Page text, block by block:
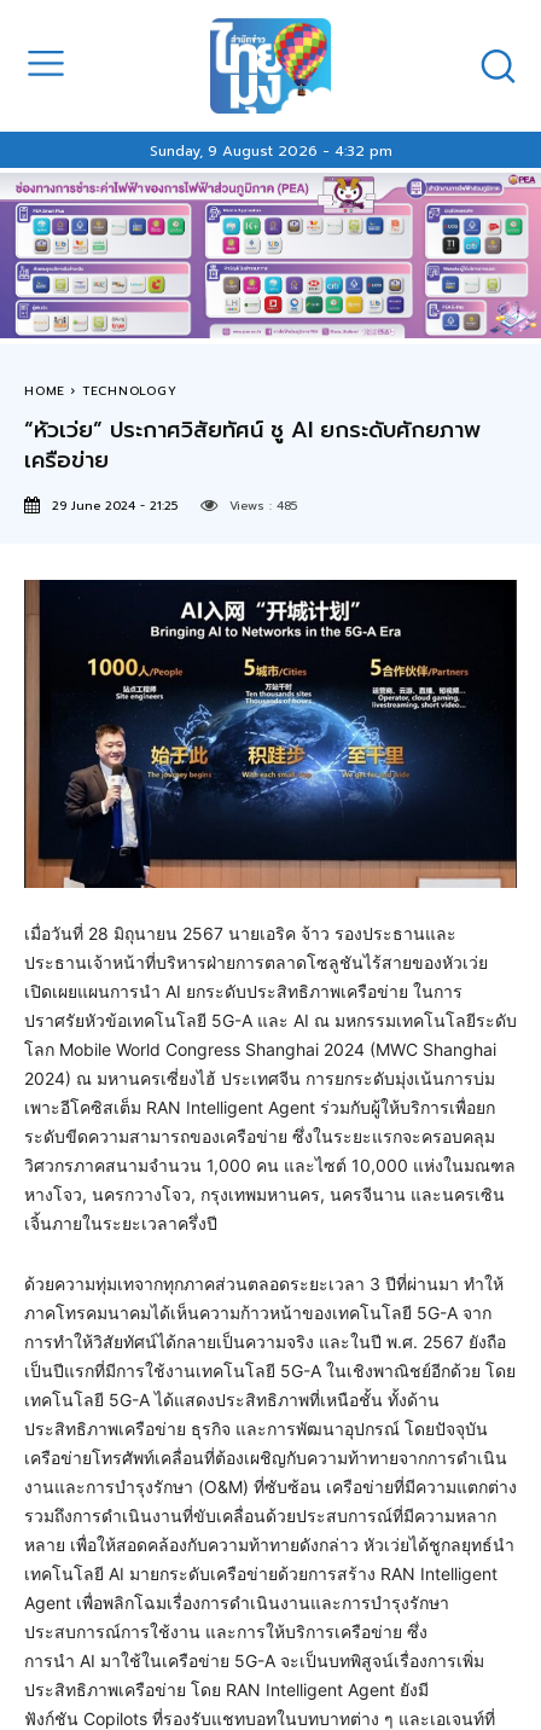
Sunday, 9 August 2026 - 4:32 pm
HOME TECHNOLOGY
“หัวเว่ย” ประกาศวิสัยทัศน์ ชู AI ยกระดับศักยภาพ
เครือข่าย
29 June 2024 - 21:25 Views : 485
เมื่อวันที่ 28 มิถุนายน 2567 นายเอริค จ้าว รองประธานและ
ประธานเจ้าหน้าที่บริหารฝ่ายการตลาดโซลูชันไร้สายของหัวเว่ย
เปิดเผยแผนการนำ AI ยกระดับประสิทธิภาพเครือข่าย ในการ
ปราศรัยหัวข้อเทคโนโลยี 5G-A และ AI ณ มหกรรมเทคโนโลยีระดับ
โลก Mobile World Congress Shanghai 2024 (MWC Shanghai
2024) ณ มหานครเซี่ยงไฮ้ ประเทศจีน การยกระดับมุ่งเน้นการบ่ม
เพาะอีโคซิสเต็ม RAN Intelligent Agent ร่วมกับผู้ให้บริการเพื่อยก
ระดับขีดความสามารถของเครือข่าย ซึ่งในระยะแรกจะครอบคลุม
วิศวกรภาคสนามจำนวน 1,000 คน และไซต์ 10,000 แห่งในมณฑล
หางโจว, นครกวางโจว, กรุงเทพมหานคร, นครจีนาน และนครเซิน
เจิ้นภายในระยะเวลาครึ่งปี
ด้วยความทุ่มเทจากทุกภาคส่วนตลอดระยะเวลา 3 ปีที่ผ่านมา ทำให้
ภาคโทรคมนาคมได้เห็นความก้าวหน้าของเทคโนโลยี 5G-A จาก
การทำให้วิสัยทัศน์ได้กลายเป็นความจริง และในปี พ.ศ. 2567 ยังถือ
เป็นปีแรกที่มีการใช้งานเทคโนโลยี 5G-A ในเชิงพาณิชย์อีกด้วย โดย
เทคโนโลยี 5G-A ได้แสดงประสิทธิภาพที่เหนือชั้น ทั้งด้าน
ประสิทธิภาพเครือข่าย ธุรกิจ และการพัฒนาอุปกรณ์ โดยปัจจุบัน
เครือข่ายโทรศัพท์เคลื่อนที่ต้องเผชิญกับความท้าทายจากการดำเนิน
งานและการบำรุงรักษา (O&M) ที่ซับซ้อน เครือข่ายที่มีความแตกต่าง
รวมถึงการดำเนินงานที่ขับเคลื่อนด้วยประสบการณ์ที่มีความหลาก
หลาย เพื่อให้สอดคล้องกับความท้าทายดังกล่าว หัวเว่ยได้ชูกลยุทธ์นำ
เทคโนโลยี AI มายกระดับเครือข่ายด้วยการสร้าง RAN Intelligent
Agent เพื่อพลิกโฉมเรื่องการดำเนินงานและการบำรุงรักษา
ประสบการณ์การใช้งาน และการให้บริการเครือข่าย ซึ่ง
การนำ AI มาใช้ในเครือข่าย 5G-A จะเป็นบทพิสูจน์เรื่องการเพิ่ม
ประสิทธิภาพเครือข่าย โดย RAN Intelligent Agent ยังมี
ฟังก์ชัน Copilots ที่รองรับแชทบอทในบทบาทต่าง ๆ และเอเจนท์ที่